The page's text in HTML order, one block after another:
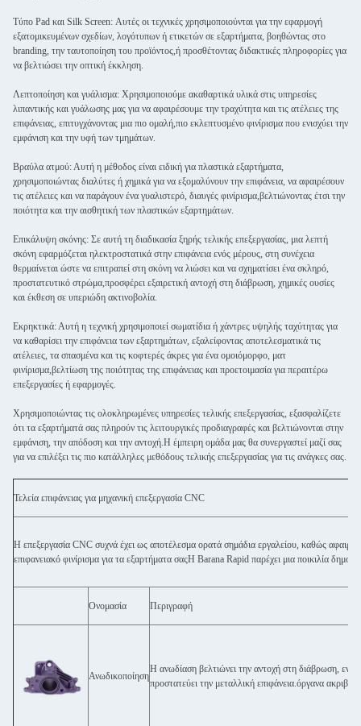
Τύπο Pad και Silk Screen: Αυτές οι τεχνικές χρησιμοποιούνται για την εφαρμογή
εξατομικευμένων σχεδίων, λογότυπων ή ετικετών σε εξαρτήματα, βοηθώντας στο
branding, την ταυτοποίηση του προϊόντος,ή προσθέτοντας διδακτικές πληροφορίες για
να βελτιώσει την οπτική έκκληση.
Λεπτοποίηση και γυάλισμα: Χρησιμοποιούμε ακαθαρτικά υλικά στις υπηρεσίες
λιπαντικής και γυάλωσης μας για να αφαιρέσουμε την τραχύτητα και τις ατέλειες της
επιφάνειας, επιτυγχάνοντας μια πιο ομαλή,πιο εκλεπτυσμένο φινίρισμα που ενισχύει την
εμφάνιση και την υφή των τμημάτων.
Βραύλα ατμού: Αυτή η μέθοδος είναι ειδική για πλαστικά εξαρτήματα,
χρησιμοποιώντας διαλύτες ή χημικά για να εξομαλύνουν την επιφάνεια, να αφαιρέσουν
τις ατέλειες και να παράγουν ένα γυαλιστερό, διαυγές φινίρισμα,βελτιώνοντας έτσι την
ποιότητα και την αισθητική των πλαστικών εξαρτημάτων.
Επικάλυψη σκόνης: Σε αυτή τη διαδικασία ξηρής τελικής επεξεργασίας, μια λεπτή
σκόνη εφαρμόζεται ηλεκτροστατικά στην επιφάνεια ενός μέρους, στη συνέχεια
θερμαίνεται ώστε να επιτραπεί στη σκόνη να λιώσει και να σχηματίσει ένα σκληρό,
προστατευτικό στρώμα,προσφέρει εξαιρετική αντοχή στη διάβρωση, χημικές ουσίες
και έκθεση σε υπεριώδη ακτινοβολία.
Εκρηκτικά: Αυτή η τεχνική χρησιμοποιεί σωματίδια ή χάντρες υψηλής ταχύτητας για
να καθαρίσει την επιφάνεια των εξαρτημάτων, εξαλείφοντας αποτελεσματικά τις
ατέλειες, τα σπασμένα και τις κοφτερές άκρες για ένα ομοιόμορφο, ματ
φινίρισμα,βελτίωση της ποιότητας της επιφάνειας και προετοιμασία για περαιτέρω
επεξεργασίες ή εφαρμογές.
Χρησιμοποιώντας τις ολοκληρωμένες υπηρεσίες τελικής επεξεργασίας, εξασφαλίζετε
ότι τα εξαρτήματά σας πληρούν τις λειτουργικές προδιαγραφές και βελτιώνονται στην
εμφάνιση, την απόδοση και την αντοχή.Η έμπειρη ομάδα μας θα συνεργαστεί μαζί σας
για να επιλέξει τις πιο κατάλληλες μεθόδους τελικής επεξεργασίας για τις ανάγκες σας.
Τελεία επιφάνειας για μηχανική επεξεργασία CNC
Η επεξεργασία CNC συχνά έχει ως αποτέλεσμα ορατά σημάδια εργαλείου, καθώς
επιφανειακό φινίρισμα για τα εξαρτήματα σαςΗ Barana Rapid παρέχει μια ποικιλία
Ονομασία Περιγραφή
Ανωδικοποίηση
Η ανωδίαση βελτιώνει την αντοχή στη διάβρωση,
προστατεύει την μεταλλική επιφάνεια.όργανα